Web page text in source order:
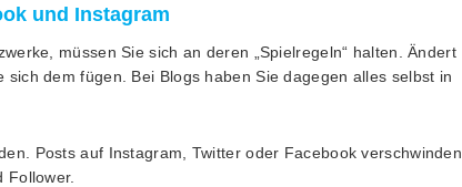
und Instagram
müssen Sie sich an deren „Spielregeln“ halten. Ändert
dem fügen. Bei Blogs haben Sie dagegen alles selbst in
Posts auf Instagram, Twitter oder Facebook verschwinden
Follower.